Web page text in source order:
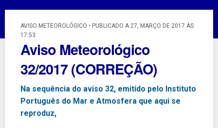
AVISO METEOROLÓGICO • PUBLICADO A 27, MARÇO DE 2017 ÀS
17:53
Aviso Meteorológico
32/2017 (CORREÇÃO)
Na sequência do aviso 32, emitido pelo Instituto
Português do Mar e Atmosfera que aqui se
reproduz,